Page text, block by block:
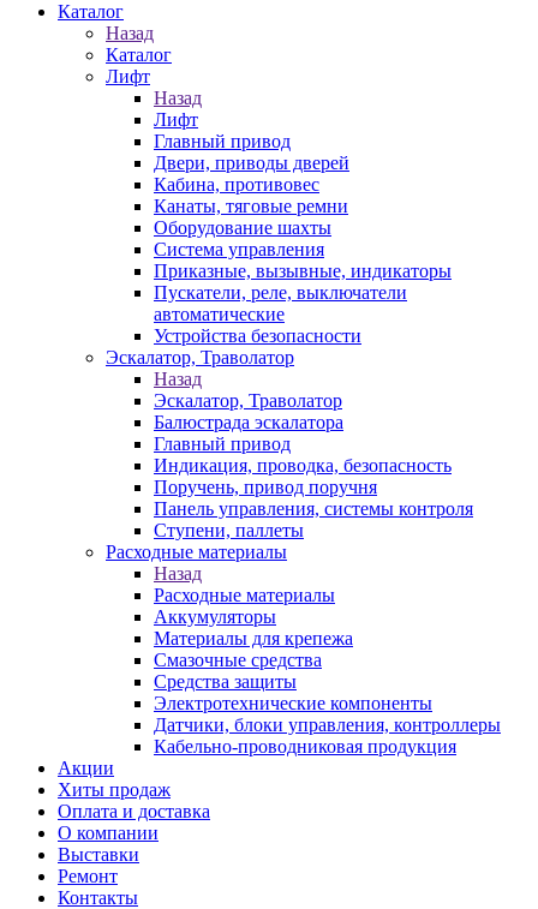
Каталог
Назад
Каталог
Лифт
Назад
Лифт
Главный привод
Двери, приводы дверей
Кабина, противовес
Канаты, тяговые ремни
Оборудование шахты
Система управления
Приказные, вызывные, индикаторы
Пускатели, реле, выключатели
автоматические
Устройства безопасности
Эскалатор, Траволатор
Назад
Эскалатор, Траволатор
Балюстрада эскалатора
Главный привод
Индикация, проводка, безопасность
Поручень, привод поручня
Панель управления, системы контроля
Ступени, паллеты
Расходные материалы
Назад
Расходные материалы
Аккумуляторы
Материалы для крепежа
Смазочные средства
Средства защиты
Электротехнические компоненты
Датчики, блоки управления, контроллеры
Кабельно-проводниковая продукция
Акции
Хиты продаж
Оплата и доставка
О компании
Выставки
Ремонт
Контакты